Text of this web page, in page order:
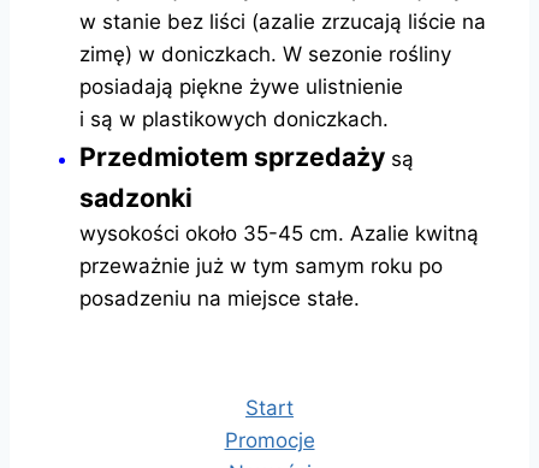
w stanie bez liści (azalie zrzucają liście na
zimę) w doniczkach. W sezonie rośliny
posiadają piękne żywe ulistnienie
i są w plastikowych doniczkach.
Przedmiotem sprzedaży są
sadzonki
wysokości około 35-45 cm. Azalie kwitną
przeważnie już w tym samym roku po
posadzeniu na miejsce stałe.
Start
Promocje